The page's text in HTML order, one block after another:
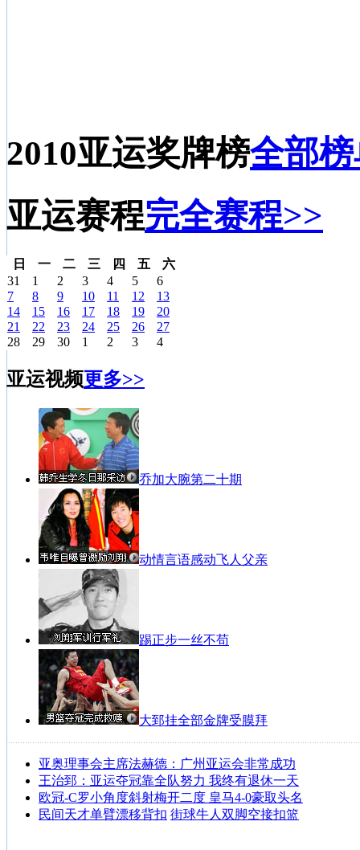
2010亚运奖牌榜全部
亚运赛程完全赛程>>
日 一 二 三 四 五
六
31
1 2 3 4 5
6
7
8 9 10 11 12
13
14
15 16 17 18 19
20
21
22 23 24 25 26
27
28
29 30 1 2 3 4
亚运视频更多>>
乔加大腕第二十期
动情言语感动飞人父亲
踢正步一丝不苟
大郅挂全部金牌受膜拜
亚奥理事会主席法赫德：广州亚运会非常成功
王治郅：亚运夺冠靠全队努力 我终有退休一天
欧冠-C罗小角度斜射梅开二度 皇马4-0豪取头名
民间天才单臂漂移背扣 街球牛人双脚空接扣篮